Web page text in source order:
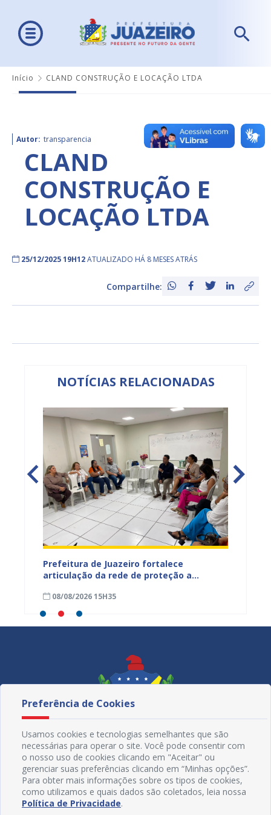
Início CLAND CONSTRUÇÃO E LOCAÇÃO LTDA
Autor: transparencia
CLAND
CONSTRUÇÃO E
LOCAÇÃO LTDA
25/12/2025 19H12ATUALIZADO HÁ 8 MESES ATRÁS
Compartilhe:
NOTÍCIAS RELACIONADAS
Prefeitura de Juazeiro fortalece
articulação da rede de proteção a
análoga à escravidão
08/08/2026 15H35
Redes Sociais
Preferência de Cookies
Usamos cookies e tecnologias semelhantes que são
necessárias para operar o site. Você pode consentir com
o nosso uso de cookies clicando em "Aceitar" ou
gerenciar suas preferências clicando em “Minhas opções”.
Para obter mais informações sobre os tipos de cookies,
como utilizamos e quais dados são coletados, leia nossa
Política de Privacidade.